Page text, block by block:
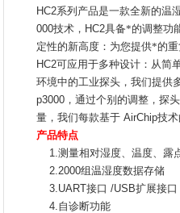
HC2系列产品是一款全新的温
000技术， HC2具备*的调整功
定性的新高度：为您提供*的
HC2可应用于多种设计：从简
环境中的工业探头，我们提供
p3000 ，通过个别的调整，探
量，我们每款基于 AirChip技
产品特点
1.测量相对湿度、温度、露
2.2000组温湿度数据存储
3.UART接口 /USB扩展接口
4.自诊断功能